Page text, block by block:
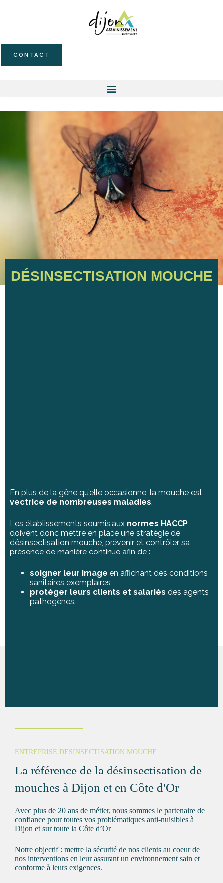
CONTACT
DÉSINSECTISATION MOUCHE
En plus de la gêne qu’elle occasionne, la mouche est
vectrice de nombreuses maladies.
Les établissements soumis aux normes HACCP
doivent donc mettre en place une stratégie de
désinsectisation mouche, prévenir et contrôler sa
présence de manière continue afin de :
soigner leur image en affichant des conditions
sanitaires exemplaires,
protéger leurs clients et salariés des agents
pathogènes.
ENTREPRISE DESINSECTISATION MOUCHE
La référence de la désinsectisation de
mouches à Dijon et en Côte d'Or
Avec plus de 20 ans de métier, nous sommes le partenaire de
confiance pour toutes vos problématiques anti-nuisibles à
Dijon et sur toute la Côte d’Or.
Notre objectif : mettre la sécurité de nos clients au coeur de
nos interventions en leur assurant un environnement sain et
conforme à leurs exigences.